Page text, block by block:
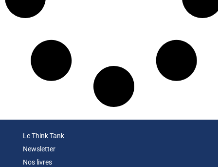
Le Think Tank
Newsletter
Nos livres